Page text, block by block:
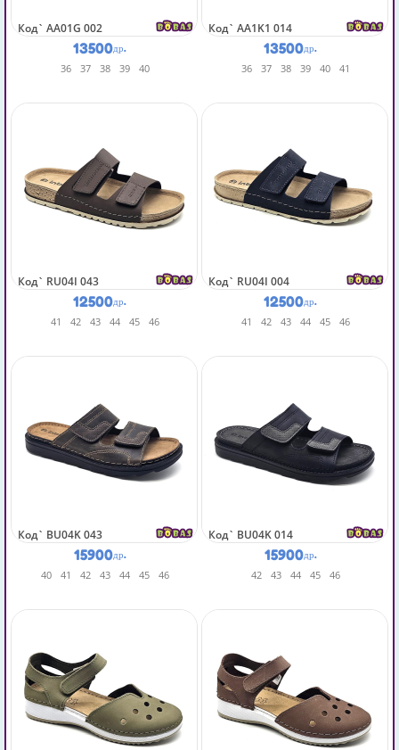
Код` AA01G 002
13500др.
36 37 38 39 40
Код` AA1K1 014
13500др.
36 37 38 39 40 41
Код` RU04I 043
12500др.
41 42 43 44 45 46
Код` RU04I 004
12500др.
41 42 43 44 45 46
Код` BU04K 043
15900др.
40 41 42 43 44 45 46
Код` BU04K 014
15900др.
42 43 44 45 46